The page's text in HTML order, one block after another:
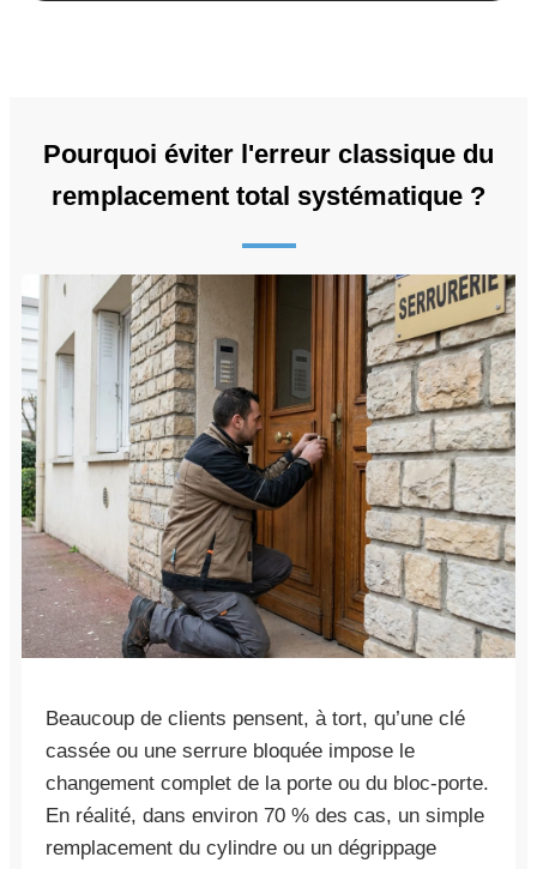
Pourquoi éviter l'erreur classique du
remplacement total systématique ?
Beaucoup de clients pensent, à tort, qu’une clé
cassée ou une serrure bloquée impose le
changement complet de la porte ou du bloc-porte.
En réalité, dans environ 70 % des cas, un simple
remplacement du cylindre ou un dégrippage